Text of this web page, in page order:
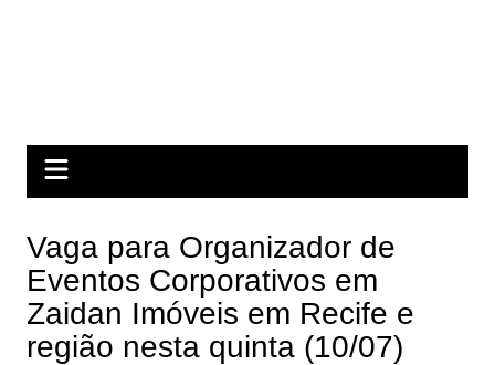
Vaga para Organizador de
Eventos Corporativos em
Zaidan Imóveis em Recife e
região nesta quinta (10/07)